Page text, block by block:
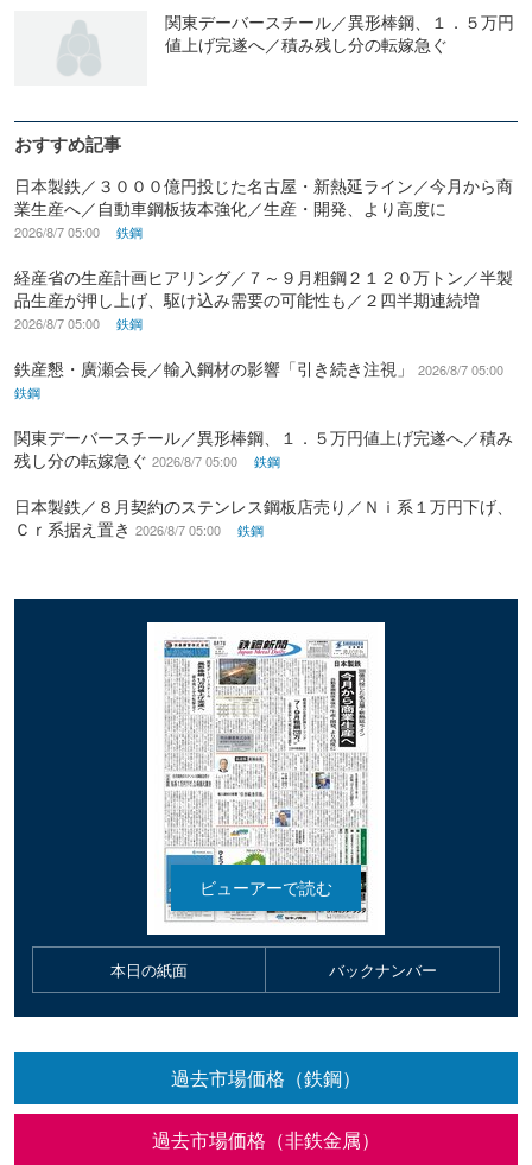
関東デーバースチール／異形棒鋼、１．５万円
値上げ完遂へ／積み残し分の転嫁急ぐ
おすすめ記事
日本製鉄／３０００億円投じた名古屋・新熱延ライン／今月から商
業生産へ／自動車鋼板抜本強化／生産・開発、より高度に
2026/8/7 05:00 鉄鋼
経産省の生産計画ヒアリング／７～９月粗鋼２１２０万トン／半製
品生産が押し上げ、駆け込み需要の可能性も／２四半期連続増
2026/8/7 05:00 鉄鋼
鉄産懇・廣瀬会長／輸入鋼材の影響「引き続き注視」
2026/8/7 05:00
鉄鋼
関東デーバースチール／異形棒鋼、１．５万円値上げ完遂へ／積み
残し分の転嫁急ぐ 2026/8/7 05:00 鉄鋼
日本製鉄／８月契約のステンレス鋼板店売り／Ｎｉ系１万円下げ、
Ｃｒ系据え置き 2026/8/7 05:00 鉄鋼
本日の紙面 バックナンバー
過去市場価格（鉄鋼）
過去市場価格（非鉄金属）